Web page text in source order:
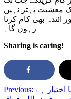
معشیت بہتر نہیں
بھی کام کرتا
رہوں گا۔
Sharing is caring!
Previous: